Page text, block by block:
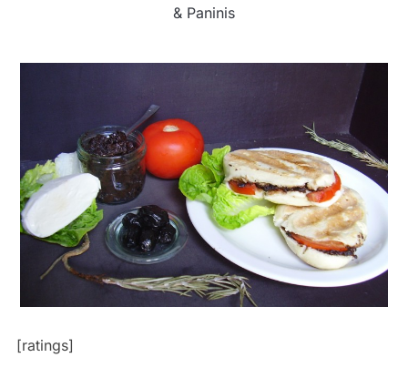
& Paninis
[ratings]